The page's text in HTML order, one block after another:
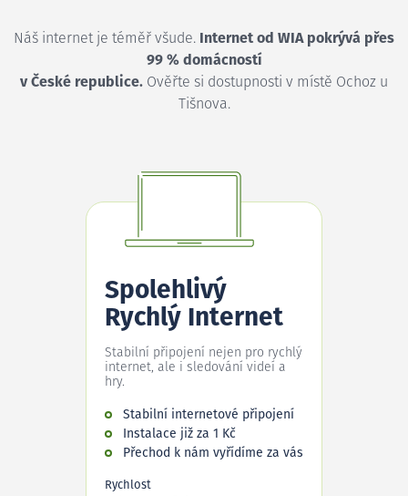
Náš internet je téměř všude. Internet od WIA pokrývá přes
99 % domácností
v České republice. Ověřte si dostupnosti v místě Ochoz u
Tišnova.
Spolehlivý
Rychlý Internet
Stabilní připojení nejen pro rychlý
internet, ale i sledování videí a
hry.
Stabilní internetové připojení
Instalace již za 1 Kč
Přechod k nám vyřídíme za vás
Rychlost